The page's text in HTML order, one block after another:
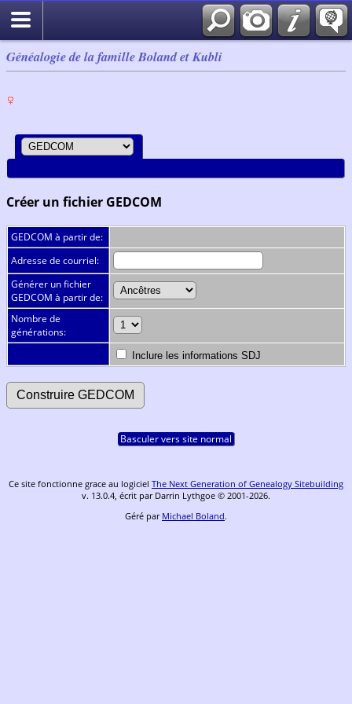
Généalogie de la famille Boland et Kubli
Créer un fichier GEDCOM
GEDCOM à partir de:
Adresse de courriel:
Générer un fichier
GEDCOM à partir de:
Nombre de
générations:
Inclure les informations SDJ
Basculer vers site normal
Ce site fonctionne grace au logiciel The Next Generation of Genealogy Sitebuilding
v. 13.0.4, écrit par Darrin Lythgoe © 2001-2026.
Géré par Michael Boland.